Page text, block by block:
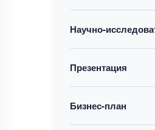
Научно-
Презентация
Бизнес-план